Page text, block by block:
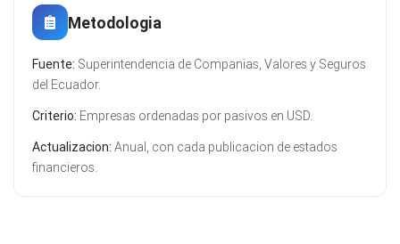
Metodologia
Fuente: Superintendencia de Companias, Valores y Seguros
del Ecuador.
Criterio: Empresas ordenadas por pasivos en USD.
Actualizacion: Anual, con cada publicacion de estados
financieros.